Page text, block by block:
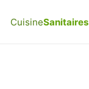
CuisineSanitaires